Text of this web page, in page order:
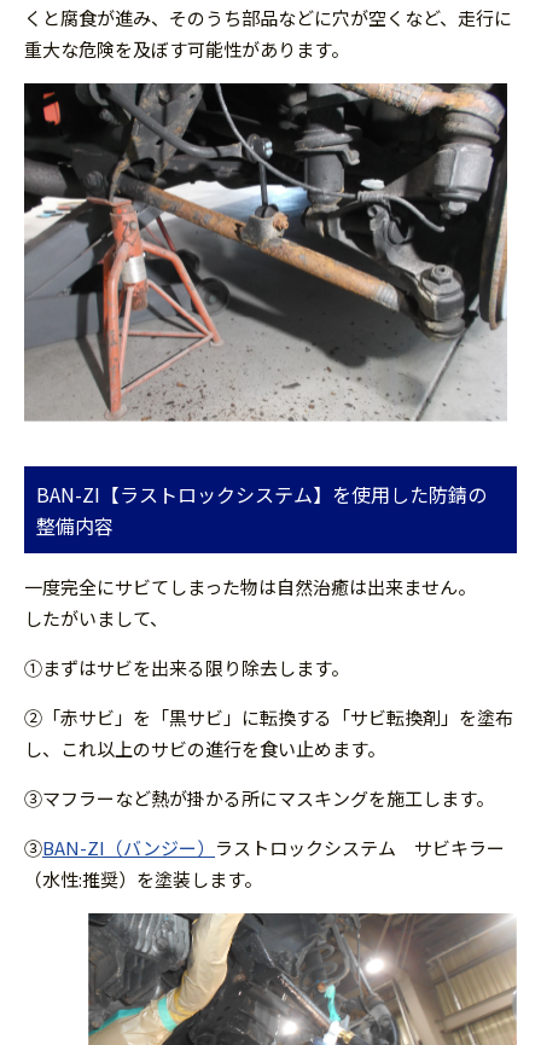
くと腐食が進み、そのうち部品などに穴が空くなど、走行に
重大な危険を及ぼす可能性があります。
BAN-ZI【ラストロックシステム】を使用した防錆の
整備内容
一度完全にサビてしまった物は自然治癒は出来ません。
したがいまして、
①まずはサビを出来る限り除去します。
②「赤サビ」を「黒サビ」に転換する「サビ転換剤」を塗布
し、これ以上のサビの進行を食い止めます。
③マフラーなど熱が掛かる所にマスキングを施工します。
③BAN-ZI（バンジー） ラストロックシステム サビキラー
（水性:推奨）を塗装します。